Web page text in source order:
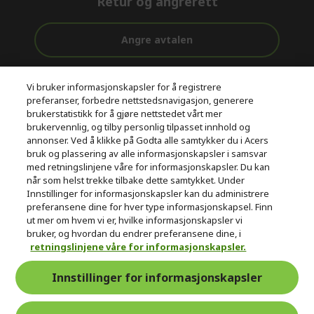
Angre avtalen
Gratis
levering
før og etter
kjøp
betaling
© 2026 Acer Inc.
CPYou BV er en autorisert forhandler og tilbyder av produktene
og tjenestene som tilbys i denne nettbutikken.​
Norge
Vi bruker informasjonskapsler for å registrere
preferanser, forbedre nettstedsnavigasjon, generere
brukerstatistikk for å gjøre nettstedet vårt mer
brukervennlig, og tilby personlig tilpasset innhold og
annonser. Ved å klikke på Godta alle samtykker du i Acers
bruk og plassering av alle informasjonskapsler i samsvar
med retningslinjene våre for informasjonskapsler. Du kan
når som helst trekke tilbake dette samtykket. Under
Innstillinger for informasjonskapsler kan du administrere
preferansene dine for hver type informasjonskapsel. Finn
ut mer om hvem vi er, hvilke informasjonskapsler vi
bruker, og hvordan du endrer preferansene dine, i
retningslinjene våre for informasjonskapsler.
Innstillinger for informasjonskapsler